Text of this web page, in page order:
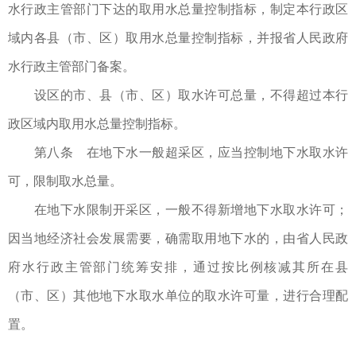
水行政主管部门下达的取用水总量控制指标，制定本行政区
域内各县（市、区）取用水总量控制指标，并报省人民政府
水行政主管部门备案。
设区的市、县（市、区）取水许可总量，不得超过本行
政区域内取用水总量控制指标。
第八条 在地下水一般超采区，应当控制地下水取水许
可，限制取水总量。
在地下水限制开采区，一般不得新增地下水取水许可；
因当地经济社会发展需要，确需取用地下水的，由省人民政
府水行政主管部门统筹安排，通过按比例核减其所在县
（市、区）其他地下水取水单位的取水许可量，进行合理配
置。